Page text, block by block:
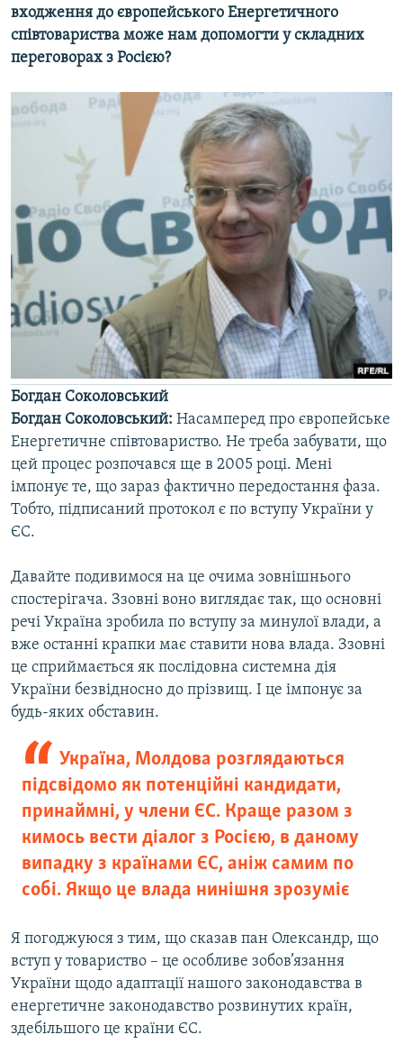
входження до європейського Енергетичного
співтовариства може нам допомогти у складних
переговорах з Росією?
Богдан Соколовський
Богдан Соколовський: Насамперед про європейське
Енергетичне співтовариство. Не треба забувати, що
цей процес розпочався ще в 2005 році. Мені
імпонує те, що зараз фактично передостання фаза.
Тобто, підписаний протокол є по вступу України у
ЄС.
Давайте подивимося на це очима зовнішнього
спостерігача. Ззовні воно виглядає так, що основні
речі Україна зробила по вступу за минулої влади, а
вже останні крапки має ставити нова влада. Ззовні
це сприймається як послідовна системна дія
України безвідносно до прізвищ. І це імпонує за
будь-яких обставин.
Україна, Молдова розглядаються
підсвідомо як потенційні кандидати,
принаймні, у члени ЄС. Краще разом з
кимось вести діалог з Росією, в даному
випадку з країнами ЄС, аніж самим по
собі. Якщо це влада нинішня зрозуміє
Я погоджуюся з тим, що сказав пан Олександр, що
вступ у товариство – це особливе зобов’язання
України щодо адаптації нашого законодавства в
енергетичне законодавство розвинутих країн,
здебільшого це країни ЄС.